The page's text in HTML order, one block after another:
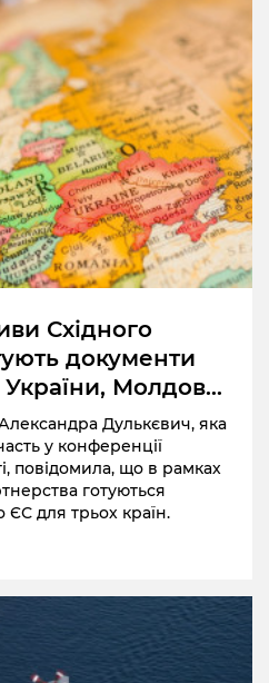
Східного
документи
Молдови
Дулькєвич, яка
у конференції
повідомила, що в рамках
готуються
для трьох країн.